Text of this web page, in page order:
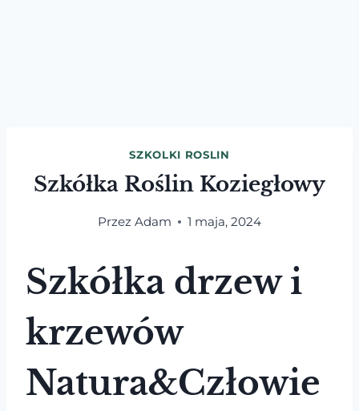
SZKOLKI ROSLIN
Szkółka Roślin Koziegłowy
Przez Adam 1 maja, 2024
Szkółka drzew i
krzewów
Natura&Człowie